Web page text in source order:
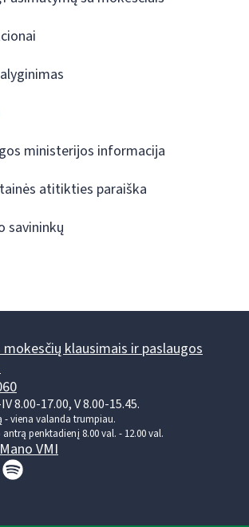
ministerijos informacija
atitikties paraiška
savininkų
klausimais ir paslaugos
8.00-17.00, V 8.00-15.45.
- viena valanda trumpiau.
penktadienį 8.00 val. - 12.00 val.
Mano VMI